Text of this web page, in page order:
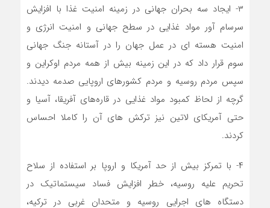
۳- ایجاد سه بحران جهانی در زمینه امنیت غذا با افزایش
سرسام آور مواد غذایی در سطح جهانی و امنیت انرژی و
امنیت هسته ای در عمل جهان را در آستانه جنگ جهانی
سوم قرار داد که در این زمینه بیش از همه مردم اوکراین و
سپس مردم روسیه و مردم کشورهای اروپایی صدمه دیدند.
گرچه از لحاظ کمبود مواد غذایی در قاره‌های آفریقا، آسیا و
حتی آمریکای لاتین نیز ترکش های آن را کاملا احساس
کردند.
۴- با تمرکز بیش از حد آمریکا و اروپا بر استفاده از سلاح
تحریم علیه روسیه، خطر افزایش فساد سیستماتیک در
دستگاه های اجرایی روسیه و متحدان غربی در ترکیه،